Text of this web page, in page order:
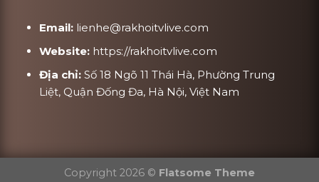
Email: lienhe@rakhoitvlive.com
Website: https://rakhoitvlive.com
Địa chỉ: Số 18 Ngõ 11 Thái Hà, Phường Trung
Liệt, Quận Đống Đa, Hà Nội, Việt Nam
Copyright 2026 © Flatsome Theme